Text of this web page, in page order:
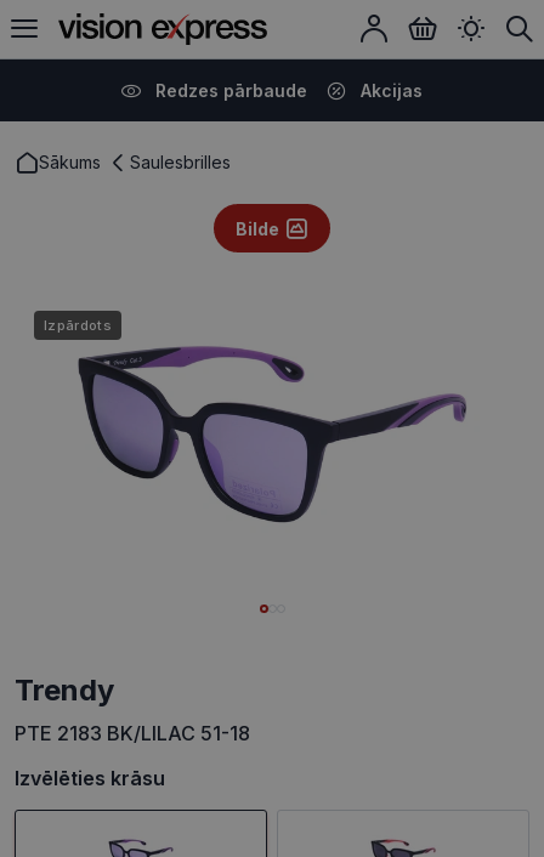
Redzes pārbaude Akcijas
Sākums Saulesbrilles
Bilde
Izpārdots
trendy
PTE 2183 BK/LILAC 51-18
Izvēlēties krāsu